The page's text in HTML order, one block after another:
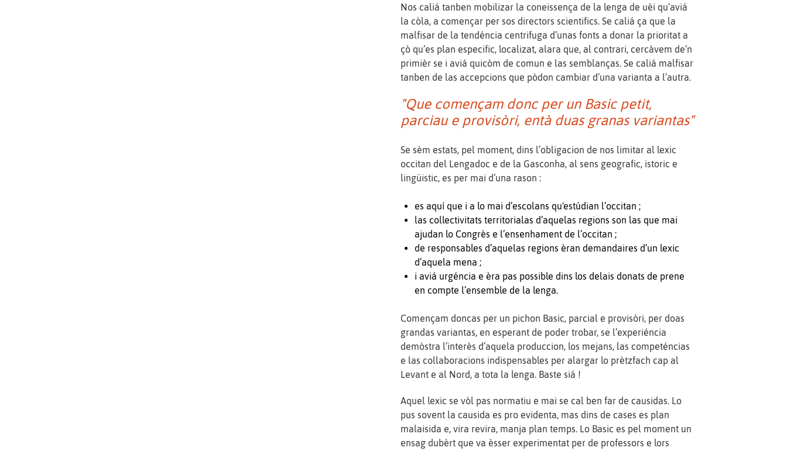
Nos caliá tanben mobilizar la coneissença de la lenga de uèi qu’aviá
la còla, a començar per sos directors scientifics. Se caliá ça que la
malfisar de la tendéncia centrifuga d’unas fonts a donar la prioritat a
çò qu’es plan especific, localizat, alara que, al contrari, cercàvem de’n
primièr se i aviá quicòm de comun e las semblanças. Se caliá malfisar
tanben de las accepcions que pòdon cambiar d’una varianta a l’autra.
"Que començam donc per un Basic petit,
parciau e provisòri, entà duas granas variantas"
Se sèm estats, pel moment, dins l’obligacion de nos limitar al lexic
occitan del Lengadoc e de la Gasconha, al sens geografic, istoric e
lingüistic, es per mai d’una rason :
es aquí que i a lo mai d’escolans qu'estúdian l’occitan ;
las collectivitats territorialas d’aquelas regions son las que mai
ajudan lo Congrès e l’ensenhament de l’occitan ;
de responsables d’aquelas regions èran demandaires d’un lexic
d’aquela mena ;
i aviá urgéncia e èra pas possible dins los delais donats de prene
en compte l’ensemble de la lenga.
Començam doncas per un pichon Basic, parcial e provisòri, per doas
grandas variantas, en esperant de poder trobar, se l’experiéncia
demòstra l’interès d’aquela produccion, los mejans, las competéncias
e las collaboracions indispensables per alargar lo prètzfach cap al
Levant e al Nord, a tota la lenga. Baste siá !
Aquel lexic se vòl pas normatiu e mai se cal ben far de causidas. Lo
pus sovent la causida es pro evidenta, mas dins de cases es plan
malaisida e, vira revira, manja plan temps. Lo Basic es pel moment un
ensag dubèrt que va èsser experimentat per de professors e lors